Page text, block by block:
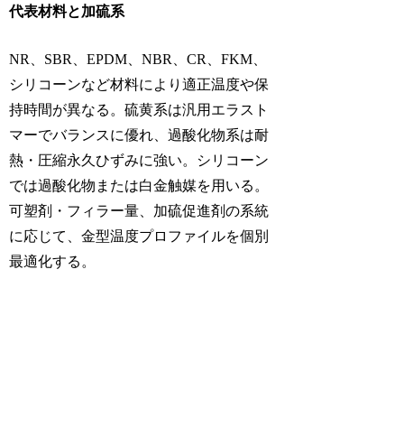
代表材料と加硫系
NR、SBR、EPDM、NBR、CR、FKM、
シリコーンなど材料により適正温度や保
持時間が異なる。硫黄系は汎用エラスト
マーでバランスに優れ、過酸化物系は耐
熱・圧縮永久ひずみに強い。シリコーン
では過酸化物または白金触媒を用いる。
可塑剤・フィラー量、加硫促進剤の系統
に応じて、金型温度プロファイルを個別
最適化する。